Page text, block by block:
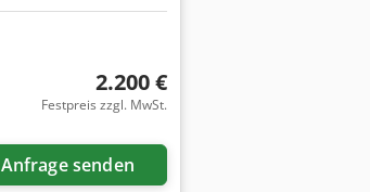
Mehr Bilder anfragen
2.200 €
Festpreis zzgl. MwSt.
Anfrage senden